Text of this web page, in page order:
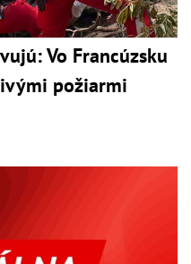
Vo Francúzsku
požiarmi